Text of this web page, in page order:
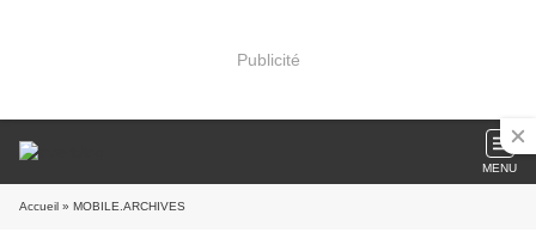
Publicité
MENU
Accueil » MOBILE.ARCHIVES